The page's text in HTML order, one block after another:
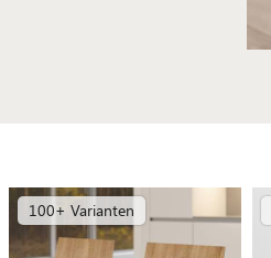
100+ Varianten